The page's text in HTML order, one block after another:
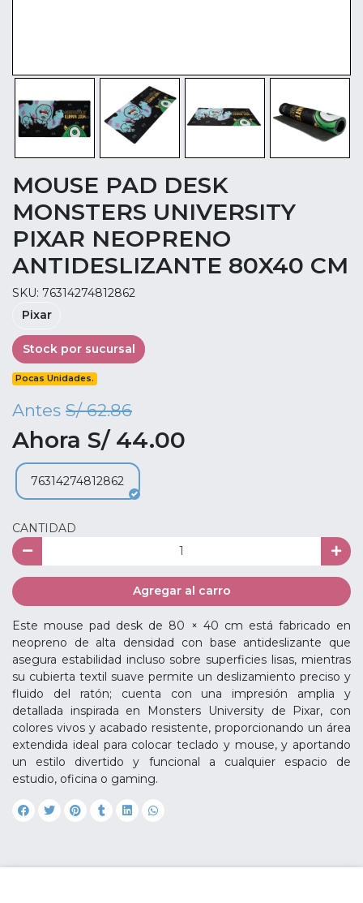
MOUSE PAD DESK
MONSTERS UNIVERSITY
PIXAR NEOPRENO
ANTIDESLIZANTE 80X40 CM
SKU: 76314274812862
Pixar
Stock por sucursal
Pocas Unidades.
Antes S/ 62.86
Ahora S/ 44.00
76314274812862
CANTIDAD
Agregar al carro
Este mouse pad desk de 80 × 40 cm está fabricado en
neopreno de alta densidad con base antideslizante que
asegura estabilidad incluso sobre superficies lisas, mientras
su cubierta textil suave permite un deslizamiento preciso y
fluido del ratón; cuenta con una impresión amplia y
detallada inspirada en Monsters University de Pixar, con
colores vivos y acabado resistente, proporcionando un área
extendida ideal para colocar teclado y mouse, y aportando
un estilo divertido y funcional a cualquier espacio de
estudio, oficina o gaming.